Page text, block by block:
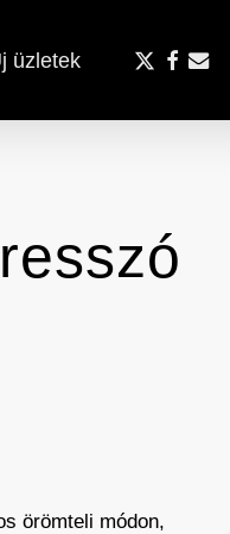
üzletek
x-
facebook
email
örömteli módon,